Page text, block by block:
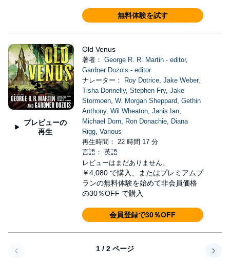
無料体験を試す
プレビューの
再生
Old Venus
著者： George R. R. Martin - editor,
Gardner Dozois - editor
ナレーター：
Roy Dotrice, Jake Weber,
Tisha Donnelly, Stephen Fry, Jake
Stormoen, W. Morgan Sheppard, Gethin
Anthony, Wil Wheaton, Janis Ian,
Michael Dorn, Ron Donachie, Diana
Rigg, Various
再生時間： 22 時間 17 分
言語： 英語
レビューはまだありません。
￥4,080 で購入、またはプレミアムプ
ランの無料体験を始めて非会員価格
の30％OFF で購入
会員登録で30％OFF
1 / 2 ページ